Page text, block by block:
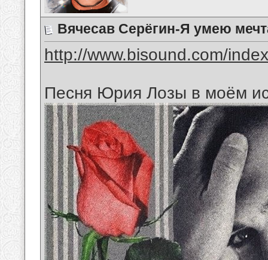
Вячесав Серёгин-Я умею
http://www.bisound.com/
Песня Юрия Лозы в моём